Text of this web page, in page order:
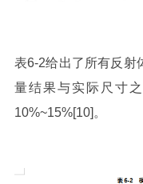
表6-2给出了所有反射
量结果与实际尺寸
10%~15%[10]。